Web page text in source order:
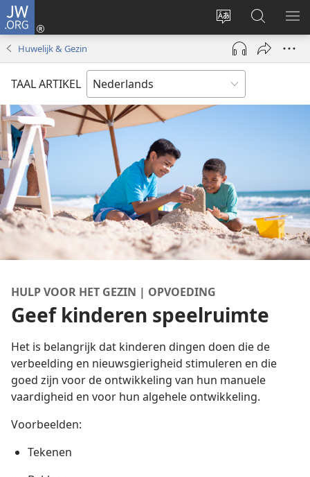
JW.ORG
Taal
site
wijzigen
Inloggen
(opent
nieuw
venster)
Zoeken
op
JW.ORG
Huwelijk & Gezin
TAAL ARTIKEL
HULP VOOR HET GEZIN | OPVOEDING
Geef kinderen speelruimte
Het is belangrijk dat kinderen dingen doen die de
verbeelding en nieuwsgierigheid stimuleren en die
goed zijn voor de ontwikkeling van hun manuele
vaardigheid en voor hun algehele ontwikkeling.
Voorbeelden:
Tekenen